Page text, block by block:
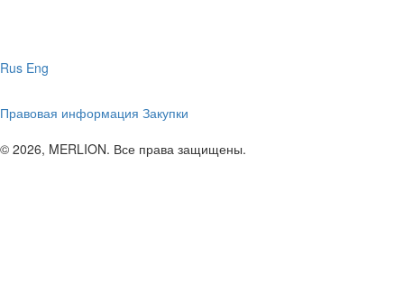
Rus Eng
Правовая информация Закупки
© 2026, MERLION. Все права защищены.